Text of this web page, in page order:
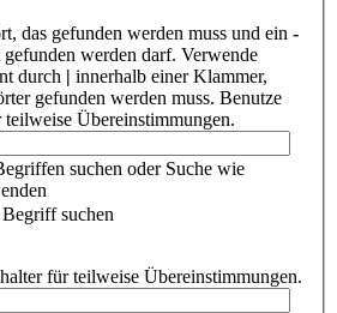
das gefunden werden muss und ein -
werden darf. Verwende
durch | innerhalb einer Klammer,
gefunden werden muss. Benutze
Übereinstimmungen.
suchen oder Suche wie
suchen
für teilweise Übereinstimmungen.